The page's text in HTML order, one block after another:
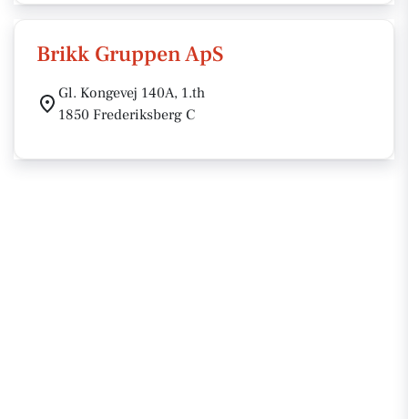
Brikk Gruppen ApS
Gl. Kongevej 140A, 1.th
1850 Frederiksberg C